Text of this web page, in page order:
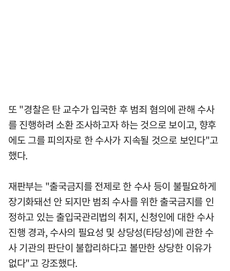
또 "경찰은 탄 교수가 입국한 후 범죄 혐의에 관해 수사
를 진행하려 소환 조사하고자 하는 것으로 보이고, 향후
에도 그를 피의자로 한 수사가 지속될 것으로 보인다"고
했다.
재판부는 "출국금지를 전제로 한 수사 등이 불필요하게
장기화돼선 안 되지만 범죄 수사를 위한 출국금지를 인
정하고 있는 출입국관리법의 취지, 신청인에 대한 수사
진행 경과, 수사의 필요성 및 상당성(타당성)에 관한 수
사 기관의 판단이 불합리하다고 볼만한 상당한 이유가
없다"고 강조했다.